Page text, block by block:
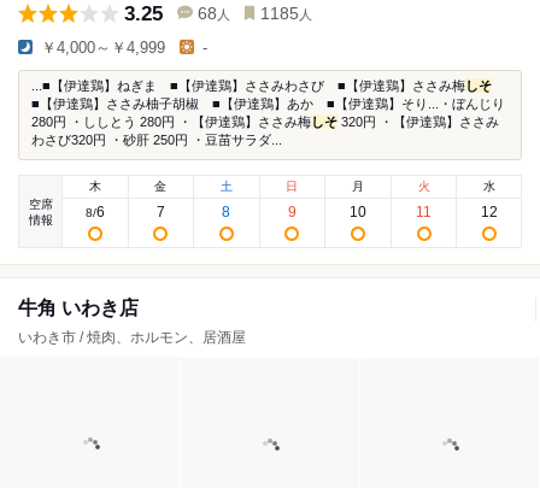
3.25 68 人 1185 人
￥4,000～￥4,999 -
...■【伊達鶏】ねぎま ■【伊達鶏】ささみわさび ■【伊達鶏】ささみ梅 しそ
■【伊達鶏】ささみ柚子胡椒 ■【伊達鶏】あか ■【伊達鶏】そり...・ぼんじり
280円 ・ししとう 280円 ・【伊達鶏】ささみ梅 しそ 320円 ・【伊達鶏】ささみ
わさび320円 ・砂肝 250円 ・豆苗サラダ...
空席
情報
木
8/6
金
7
土
8
日
9
月
10
火
11
水
12
牛角 いわき店
いわき市 / 焼肉、ホルモン、居酒屋